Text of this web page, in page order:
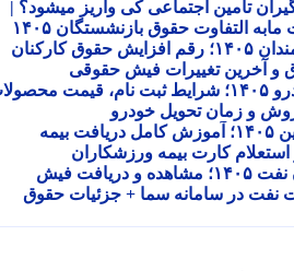
اجتماعی کی واریز میشود؟ |
حقوق بازنشستگان ۱۴۰۵
اخبار افزایش حقوق کارمندان ۱۴۰۵؛ رقم افزایش حقوق کارکنان
تغییرات فیش حقوقی
طرح فروش مدیران خودرو ۱۴۰۵؛ شرایط ثبت نام، قیمت محصولات
ثبت نام بیمه ورزشی آنلاین ۱۴۰۵؛ آموزش کامل دریافت بیمه
کارت بیمه ورزشکاران
فیش حقوق بازنشستگان نفت ۱۴۰۵؛ مشاهده و دریافت فیش
در سامانه سما + جزئیات حقوق